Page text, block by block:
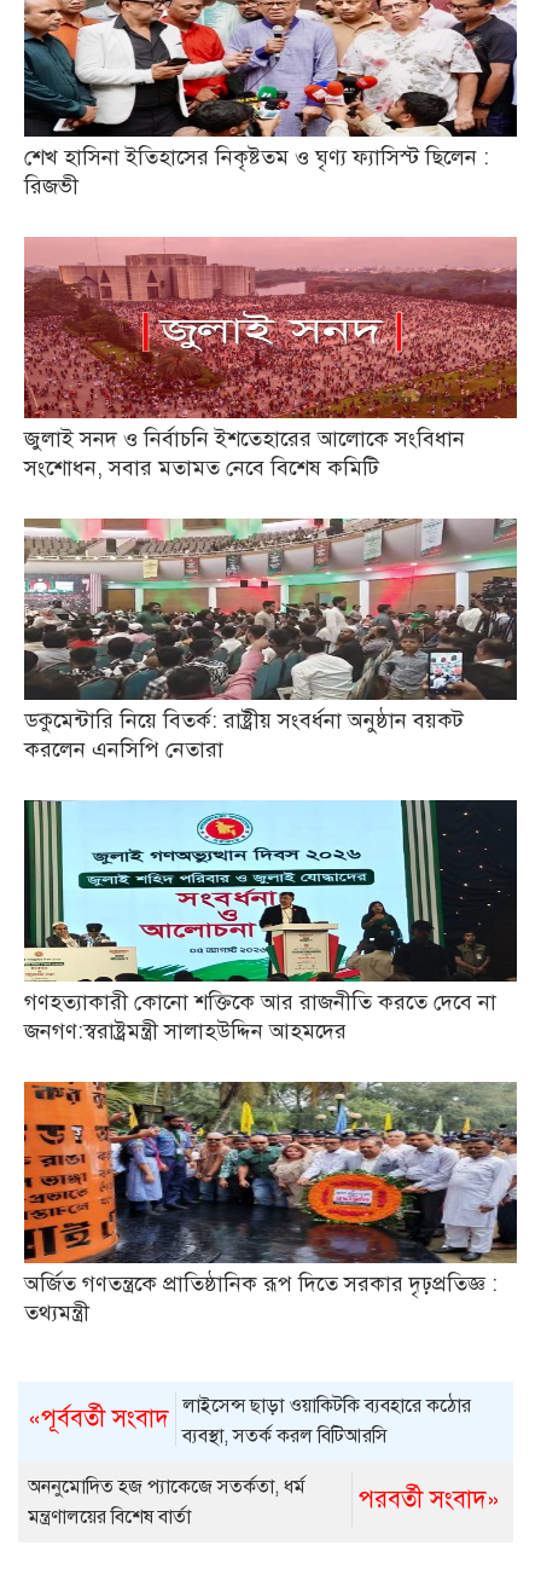
শেখ হাসিনা ইতিহাসের নিকৃষ্টতম ও ঘৃণ্য ফ্যাসিস্ট ছিলেন :
রিজভী
জুলাই সনদ ও নির্বাচনি ইশতেহারের আলোকে সংবিধান
সংশোধন, সবার মতামত নেবে বিশেষ কমিটি
ডকুমেন্টারি নিয়ে বিতর্ক: রাষ্ট্রীয় সংবর্ধনা অনুষ্ঠান বয়কট
করলেন এনসিপি নেতারা
গণহত্যাকারী কোনো শক্তিকে আর রাজনীতি করতে দেবে না
জনগণ:স্বরাষ্ট্রমন্ত্রী সালাহউদ্দিন আহমদের
অর্জিত গণতন্ত্রকে প্রাতিষ্ঠানিক রূপ দিতে সরকার দৃঢ়প্রতিজ্ঞ :
তথ্যমন্ত্রী
«পূর্ববর্তী সংবাদ লাইসেন্স ছাড়া ওয়াকিটকি ব্যবহারে কঠোর
ব্যবস্থা, সতর্ক করল বিটিআরসি
পরবর্তী সংবাদ»
অননুমোদিত হজ প্যাকেজে সতর্কতা, ধর্ম
মন্ত্রণালয়ের বিশেষ বার্তা